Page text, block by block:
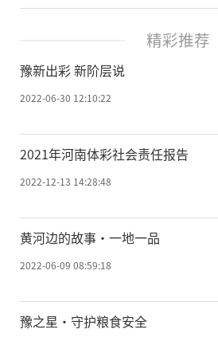
精彩推荐
豫新出彩 新阶层说
2022-06-30 12:10:22
2021年河南体彩社会责任报告
2022-12-13 14:28:48
黄河边的故事·一地一品
2022-06-09 08:59:18
豫之星·守护粮食安全